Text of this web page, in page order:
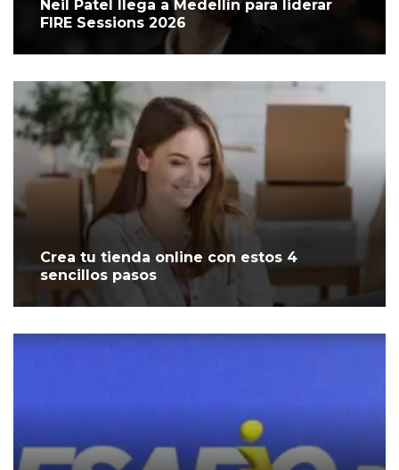
Neil Patel llega a Medellín para liderar
FIRE Sessions 2026
Crea tu tienda online con estos 4
sencillos pasos